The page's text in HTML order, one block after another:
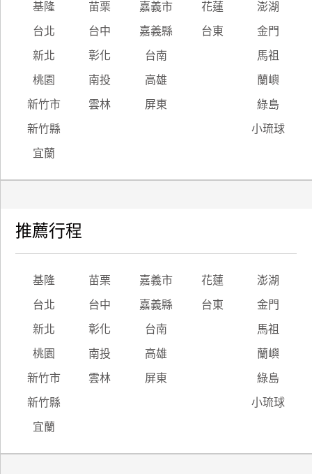
基隆 苗栗 嘉義市 花蓮 澎湖
台北 台中 嘉義縣 台東 金門
新北 彰化 台南 馬祖
桃園 南投 高雄 蘭嶼
新竹市 雲林 屏東 綠島
新竹縣 小琉球
宜蘭
推薦行程
基隆 苗栗 嘉義市 花蓮 澎湖
台北 台中 嘉義縣 台東 金門
新北 彰化 台南 馬祖
桃園 南投 高雄 蘭嶼
新竹市 雲林 屏東 綠島
新竹縣 小琉球
宜蘭